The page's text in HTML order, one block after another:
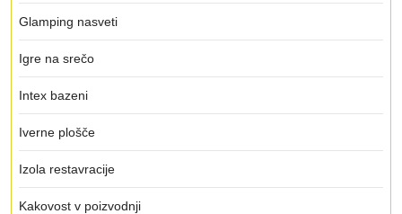
Glamping nasveti
Igre na srečo
Intex bazeni
Iverne plošče
Izola restavracije
Kakovost v poizvodnji